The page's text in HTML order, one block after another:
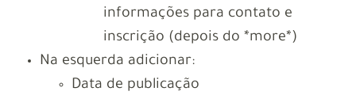
informações para contato e
inscrição (depois do *more*)
Na esquerda adicionar:
Data de publicação